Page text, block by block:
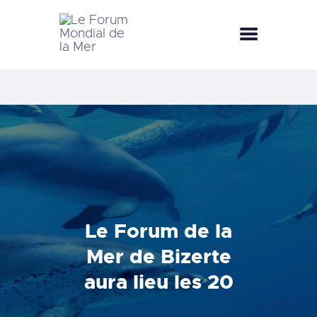
Le Forum de la
Mer de Bizerte
aura lieu les 20
et 21 octobre
LE FORUM MONDIAL DE LA MER
FÊTES DE LA MER
LE CLUB BLEU
LA SAISON BLEUE
MÉDIATHÈQUE
DOCUMENTATION
CONTACT